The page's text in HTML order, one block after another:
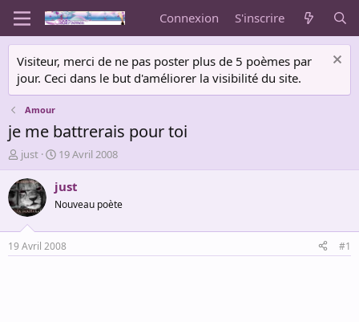
Connexion S'inscrire
Visiteur, merci de ne pas poster plus de 5 poèmes par
jour. Ceci dans le but d'améliorer la visibilité du site.
Amour
je me battrerais pour toi
A
u
t
e
u
r
d
e
just
D
a
t
d
d
é
19 Avril 2008
just
Nouveau poète
19 Avril 2008 #1